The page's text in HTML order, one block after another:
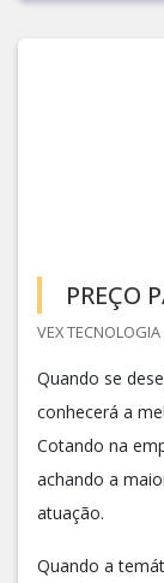
PREÇO
VEX
Quando se
conhecerá a
Cotando na
achando a
atuação.
Quando a